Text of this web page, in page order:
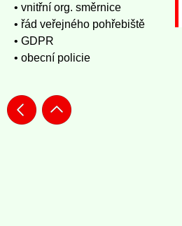
• vnitřní org. směrnice
• řád veřejného pohřebiště
• GDPR
• obecní policie